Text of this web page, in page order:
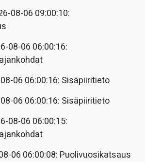
08-06 09:00:10:
08-06 06:00:16:
06 06:00:16: Sisäpiiritieto
06 06:00:16: Sisäpiiritieto
08-06 06:00:15:
06 06:00:08: Puolivuosikatsaus